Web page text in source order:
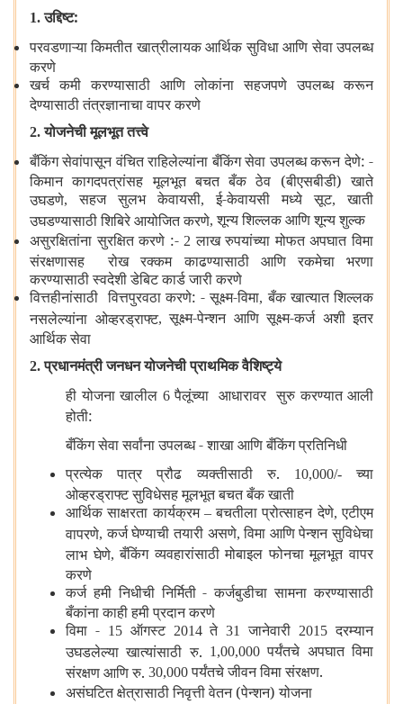
1.उद्दिष्ट:
परवडणाऱ्या किमतीत खात्रीलायक आर्थिक सुविधा आणि सेवा उपलब्ध
करणे
खर्च कमी करण्यासाठी आणि लोकांना सहजपणे उपलब्ध करून
देण्यासाठी तंत्रज्ञानाचा वापर करणे
2.योजनेची मूलभूत तत्त्वे
बँकिंग सेवांपासून वंचित राहिलेल्यांना बँकिंग सेवा उपलब्ध करून देणे: -
किमान कागदपत्रांसह मूलभूत बचत बँक ठेव (बीएसबीडी) खाते
उघडणे,सहज सुलभ केवायसी,ई-केवायसी मध्ये सूट,खाती
उघडण्यासाठी शिबिरे आयोजित करणे,शून्य शिल्लक आणि शून्य शुल्क
असुरक्षितांना सुरक्षित करणे :-2 लाख रुपयांच्या मोफत अपघात विमा
संरक्षणासह रोख रक्कम काढण्यासाठी आणि रकमेचा भरणा
करण्यासाठी स्वदेशी डेबिट कार्ड जारी करणे
वित्तहीनांसाठी वित्तपुरवठा करणे: - सूक्ष्म-विमा,बँक खात्यात शिल्लक
नसलेल्यांना ओव्हरड्राफ्ट,सूक्ष्म-पेन्शन आणि सूक्ष्म-कर्ज अशी इतर
आर्थिक सेवा
2.प्रधानमंत्री जनधन योजनेची प्राथमिक वैशिष्ट्ये
ही योजना खालील 6पैलूंच्या आधारावर सुरु करण्यात आली
होती:
बँकिंग सेवा सर्वांना उपलब्ध - शाखा आणि बँकिंग प्रतिनिधी
प्रत्येक पात्र प्रौढ व्यक्तीसाठी रु.
10,000/-च्या
ओव्हरड्राफ्ट सुविधेसह मूलभूत बचत बँक खाती
आर्थिक साक्षरता कार्यक्रम –बचतीला प्रोत्साहन देणे,एटीएम
वापरणे,कर्ज घेण्याची तयारी असणे,विमा आणि पेन्शन सुविधेचा
लाभ घेणे,बँकिंग व्यवहारांसाठी मोबाइल फोनचा मूलभूत वापर
करणे
कर्ज हमी निधीची निर्मिती - कर्जबुडीचा सामना करण्यासाठी
बँकांना काही हमी प्रदान करणे
विमा - 15ऑगस्ट 2014ते31 जानेवारी2015 दरम्यान
उघडलेल्या खात्यांसाठी रु. 1,00,000 पर्यंतचे अपघात विमा
संरक्षण आणि रु. 30,000पर्यंतचे जीवन विमा संरक्षण.
असंघटित क्षेत्रासाठी निवृत्ती वेतन (पेन्शन) योजना